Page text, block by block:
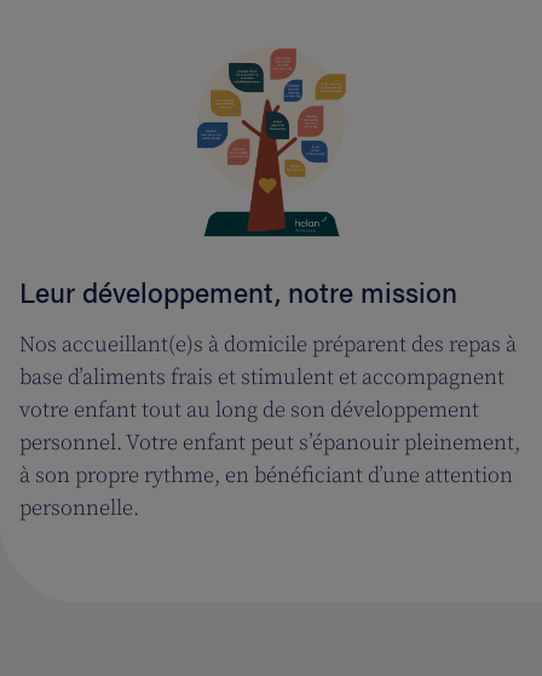
Leur développement, notre mission
Nos accueillant(e)s à domicile préparent des repas à
base d’aliments frais et stimulent et accompagnent
votre enfant tout au long de son développement
personnel. Votre enfant peut s’épanouir pleinement,
à son propre rythme, en bénéficiant d’une attention
personnelle.